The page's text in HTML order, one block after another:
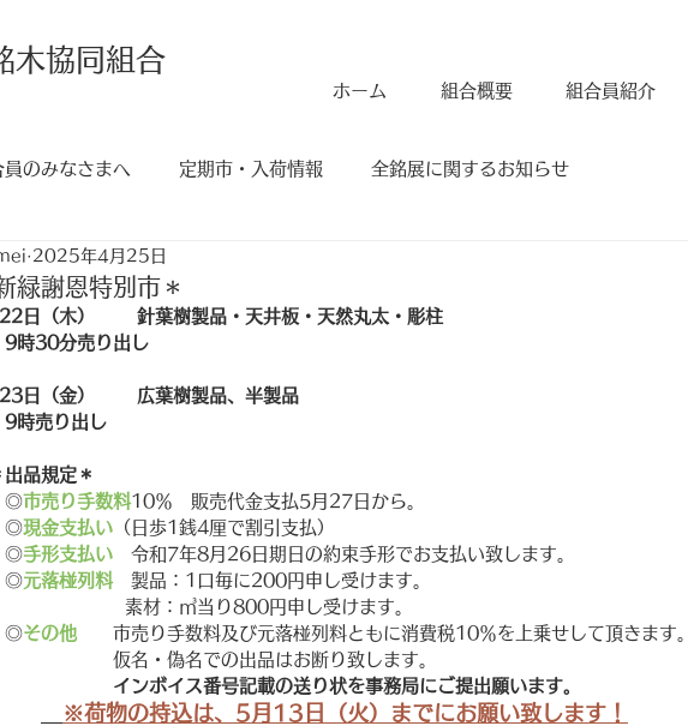
木協同組合
ホーム 組合概要 組合員紹介
員のみなさまへ 定期市・入荷情報 全銘展に関するお知らせ
緑謝恩特別市＊
2025年4月25日
日（木）
針葉樹製品・天井板・天然丸太・彫柱
9時30分売り出し
23日（金）
広葉樹製品、半製品
9時売り出し
出品規定＊
市売り手数料10％　販売代金支払5月27日から。
現金支払い （日歩1銭4厘で割引支払）
手形支払い 令和7年8月26日期日の約束手形でお支払い致します。
元落椪列料 製品：1口毎に200円申し受けます。
材：㎥当り800円申し受けます。
その他 市売り手数料及び元落椪列料ともに消費税10％を上乗せして頂きます。
・偽名での出品はお断り致します。
インボイス番号記載の送り状を事務局にご提出願います。
※荷物の持込は、5月13日（火）までにお願い致します！